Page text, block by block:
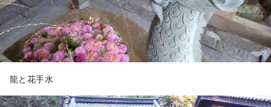
龍と花手水